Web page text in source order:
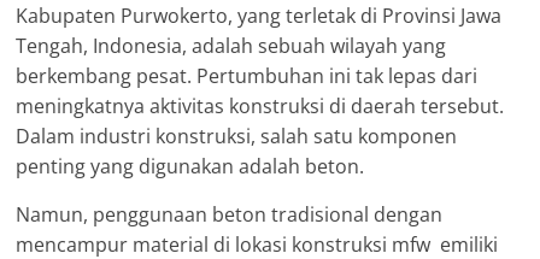
Kabupaten Purwokerto, yang terletak di Provinsi Jawa
Tengah, Indonesia, adalah sebuah wilayah yang
berkembang pesat. Pertumbuhan ini tak lepas dari
meningkatnya aktivitas konstruksi di daerah tersebut.
Dalam industri konstruksi, salah satu komponen
penting yang digunakan adalah beton.
Namun, penggunaan beton tradisional dengan
mencampur material di lokasi konstruksi mfw emiliki